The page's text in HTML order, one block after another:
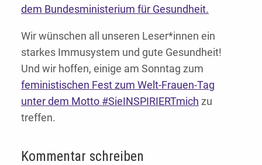
dem Bundesministerium für Gesundheit.
Wir wünschen all unseren Leser*innen ein
starkes Immusystem und gute Gesundheit!
Und wir hoffen, einige am Sonntag zum
feministischen Fest zum Welt-Frauen-Tag
unter dem Motto #SieINSPIRIERTmich zu
treffen.
Kommentar schreiben